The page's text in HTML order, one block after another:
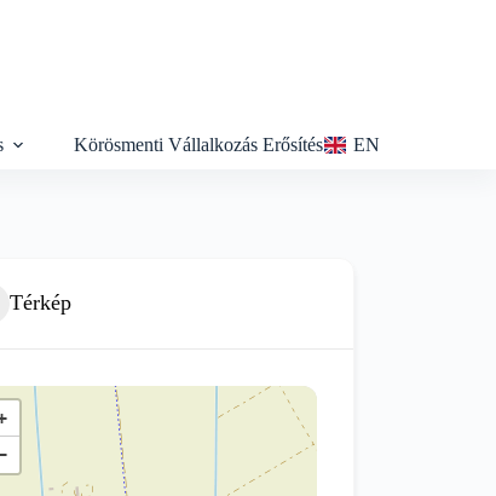
Körösmenti Vállalkozás Erősítés EN
Térkép